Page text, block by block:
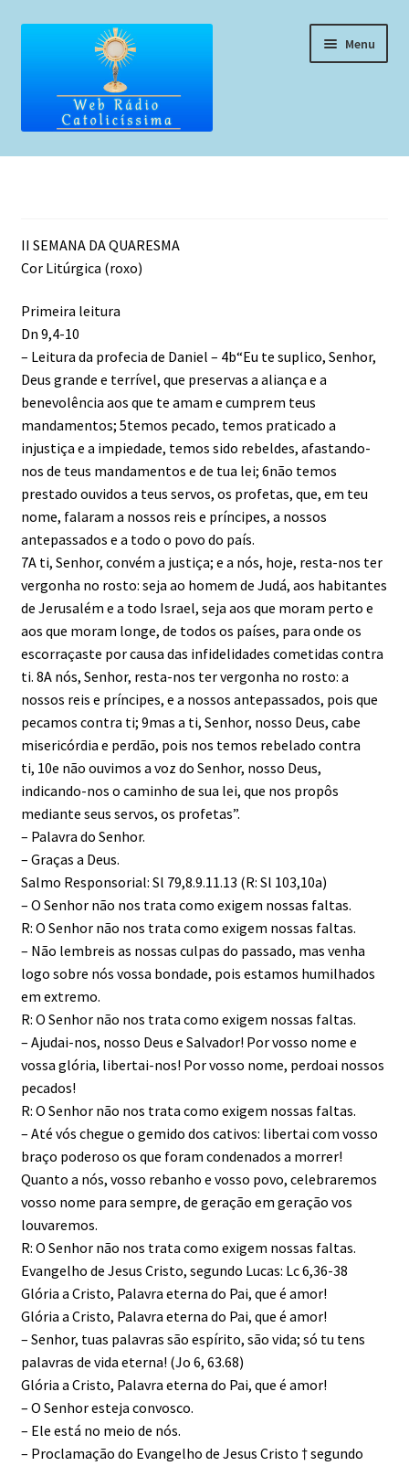
conteúdo
Menu
Home
Liturgia Diária
Pedidos de oração, testemunho ou música
Fale conosco
II SEMANA DA QUARESMA
Cor Litúrgica (roxo)
Primeira leitura
Dn 9,4-10
– Leitura da profecia de Daniel – 4b“Eu te suplico, Senhor,
Deus grande e terrível, que preservas a aliança e a
benevolência aos que te amam e cumprem teus
mandamentos; 5temos pecado, temos praticado a
injustiça e a impiedade, temos sido rebeldes, afastando-
nos de teus mandamentos e de tua lei; 6não temos
prestado ouvidos a teus servos, os profetas, que, em teu
nome, falaram a nossos reis e príncipes, a nossos
antepassados e a todo o povo do país.
7A ti, Senhor, convém a justiça; e a nós, hoje, resta-nos ter
vergonha no rosto: seja ao homem de Judá, aos habitantes
de Jerusalém e a todo Israel, seja aos que moram perto e
aos que moram longe, de todos os países, para onde os
escorraçaste por causa das infidelidades cometidas contra
ti. 8A nós, Senhor, resta-nos ter vergonha no rosto: a
nossos reis e príncipes, e a nossos antepassados, pois que
pecamos contra ti; 9mas a ti, Senhor, nosso Deus, cabe
misericórdia e perdão, pois nos temos rebelado contra
ti, 10e não ouvimos a voz do Senhor, nosso Deus,
indicando-nos o caminho de sua lei, que nos propôs
mediante seus servos, os profetas”.
– Palavra do Senhor.
– Graças a Deus.
Salmo Responsorial: Sl 79,8.9.11.13 (R: Sl 103,10a)
– O Senhor não nos trata como exigem nossas faltas.
R: O Senhor não nos trata como exigem nossas faltas.
– Não lembreis as nossas culpas do passado, mas venha
logo sobre nós vossa bondade, pois estamos humilhados
em extremo.
R: O Senhor não nos trata como exigem nossas faltas.
– Ajudai-nos, nosso Deus e Salvador! Por vosso nome e
vossa glória, libertai-nos! Por vosso nome, perdoai nossos
pecados!
R: O Senhor não nos trata como exigem nossas faltas.
– Até vós chegue o gemido dos cativos: libertai com vosso
braço poderoso os que foram condenados a morrer!
Quanto a nós, vosso rebanho e vosso povo, celebraremos
vosso nome para sempre, de geração em geração vos
louvaremos.
R: O Senhor não nos trata como exigem nossas faltas.
Evangelho de Jesus Cristo, segundo Lucas: Lc 6,36-38
Glória a Cristo, Palavra eterna do Pai, que é amor!
Glória a Cristo, Palavra eterna do Pai, que é amor!
– Senhor, tuas palavras são espírito, são vida; só tu tens
palavras de vida eterna! (Jo 6, 63.68)
Glória a Cristo, Palavra eterna do Pai, que é amor!
– O Senhor esteja convosco.
– Ele está no meio de nós.
– Proclamação do Evangelho de Jesus Cristo † segundo